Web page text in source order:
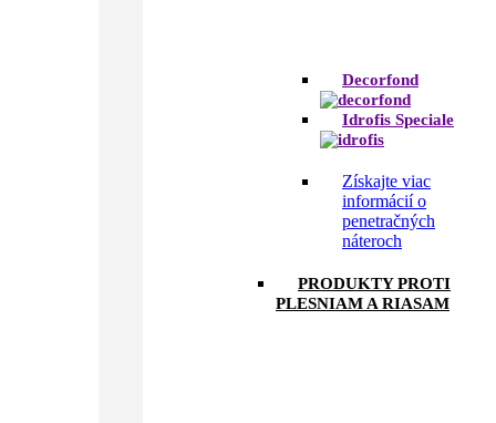
Decorfond
Idrofis Speciale
Získajte viac
informácií o
penetračných
náteroch
PRODUKTY PROTI
PLESNIAM A RIASAM